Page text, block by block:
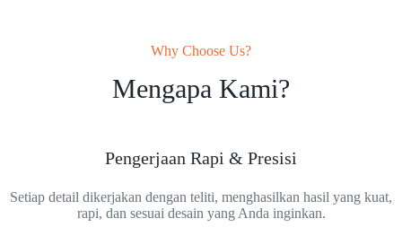
Why Choose Us?
Mengapa Kami?
Pengerjaan Rapi & Presisi
Setiap detail dikerjakan dengan teliti, menghasilkan hasil yang kuat,
rapi, dan sesuai desain yang Anda inginkan.